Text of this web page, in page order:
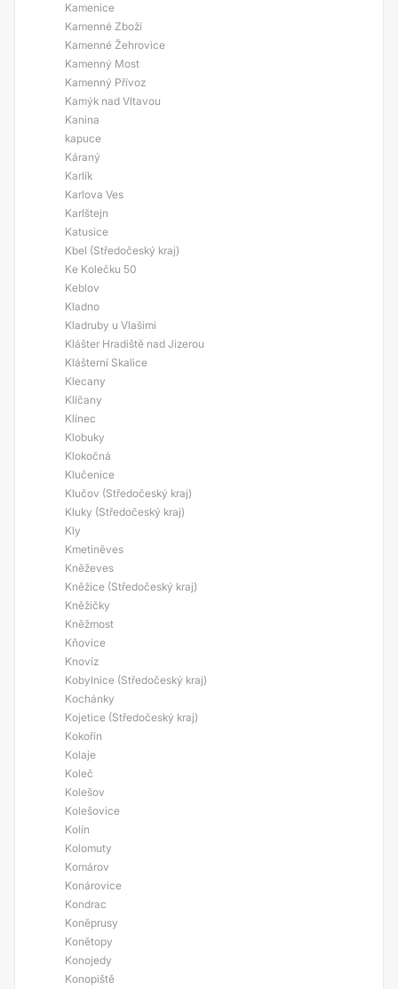
Kamenice
Kamenné Zboží
Kamenné Žehrovice
Kamenný Most
Kamenný Přívoz
Kamýk nad Vltavou
Kanina
kapuce
Káraný
Karlík
Karlova Ves
Karlštejn
Katusice
Kbel (Středočeský kraj)
Ke Kolečku 50
Keblov
Kladno
Kladruby u Vlašimi
Klášter Hradiště nad Jizerou
Klášterní Skalice
Klecany
Klíčany
Klínec
Klobuky
Klokočná
Klučenice
Klučov (Středočeský kraj)
Kluky (Středočeský kraj)
Kly
Kmetiněves
Kněževes
Kněžice (Středočeský kraj)
Kněžičky
Kněžmost
Kňovice
Knovíz
Kobylnice (Středočeský kraj)
Kochánky
Kojetice (Středočeský kraj)
Kokořín
Kolaje
Koleč
Kolešov
Kolešovice
Kolín
Kolomuty
Komárov
Konárovice
Kondrac
Koněprusy
Konětopy
Konojedy
Konopiště